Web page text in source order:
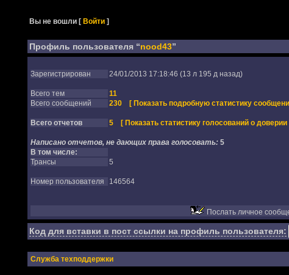
Вы не вошли [Войти ]
Профиль пользователя “nood43”
Зарегистрирован 24/01/2013 17:18:46 (13 л 195 д назад)
Всего тем
11
Всего сообщений
230 [ Показать подробную статистику
Всего отчетов 5 [ Показать статистику голосований о доверии
Написано отчетов, не дающих права голосовать: 5
В том числе:
Трансы
5
Номер пользователя 146564
Послать личное
Код для вставки в пост ссылки на профиль пользователя:
Служба техподдержки